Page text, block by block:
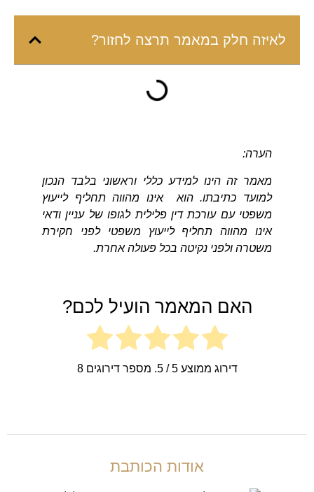
לאיזה חלק במאמר תרצה לחזור?
הערה:
מאמר זה הינו למידע כללי וראשוני בלבד הנכון
למועד כתיבתו. הוא אינו מהווה תחליף לייעוץ
משפטי עם עורכת דין פלילית לגופו של עניין ודאי
אינו מהווה תחליף לייעוץ משפטי לפני חקירת
משטרה ולפני נקיטה בכל פעולה אחרת.
האם המאמר הועיל לכם?
דירוג ממוצע5/ 5. מספר דירוגים 8
אודות הכותבת